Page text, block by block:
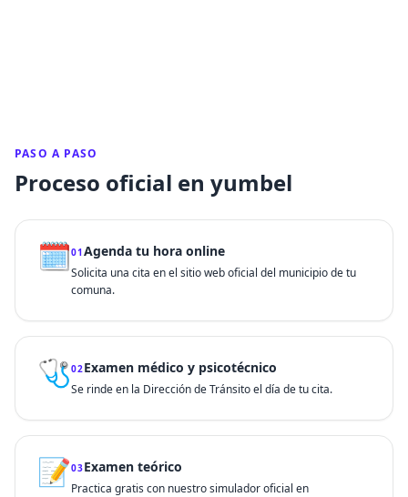
PASO A PASO
Proceso oficial en yumbel
🗓️01Agenda tu hora online
Solicita una cita en el sitio web oficial del municipio de tu
comuna.
🩺02Examen médico y psicotécnico
Se rinde en la Dirección de Tránsito el día de tu cita.
📝03Examen teórico
Practica gratis con nuestro simulador oficial en